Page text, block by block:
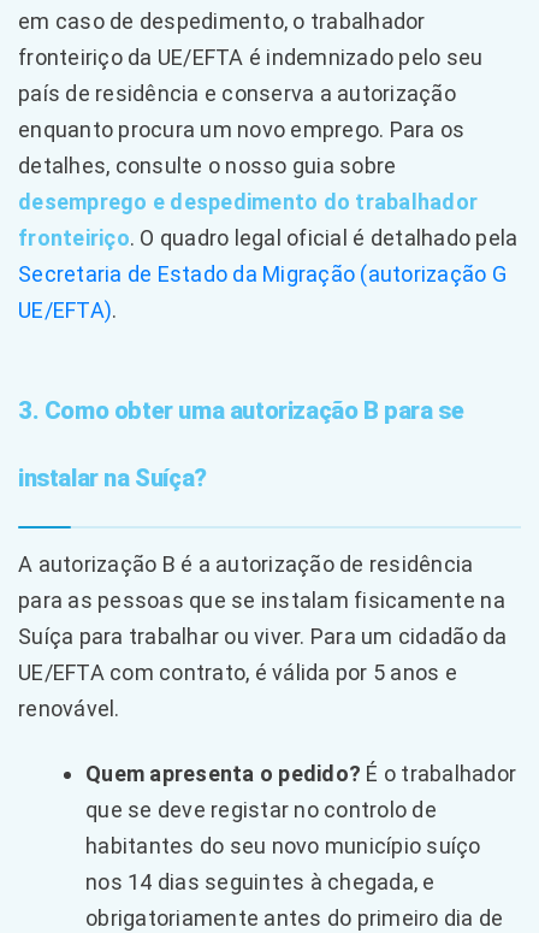
em caso de despedimento, o trabalhador
fronteiriço da UE/EFTA é indemnizado pelo seu
país de residência e conserva a autorização
enquanto procura um novo emprego. Para os
detalhes, consulte o nosso guia sobre
desemprego e despedimento do trabalhador
fronteiriço. O quadro legal oficial é detalhado pela
Secretaria de Estado da Migração (autorização G
UE/EFTA).
3. Como obter uma autorização B para se
instalar na Suíça?
A autorização B é a autorização de residência
para as pessoas que se instalam fisicamente na
Suíça para trabalhar ou viver. Para um cidadão da
UE/EFTA com contrato, é válida por 5 anos e
renovável.
Quem apresenta o pedido? É o trabalhador
que se deve registar no controlo de
habitantes do seu novo município suíço
nos 14 dias seguintes à chegada, e
obrigatoriamente antes do primeiro dia de